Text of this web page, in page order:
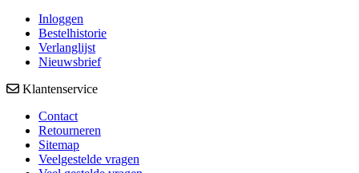
Inloggen
Bestelhistorie
Verlanglijst
Nieuwsbrief
Klantenservice
Contact
Retourneren
Sitemap
Veelgestelde vragen